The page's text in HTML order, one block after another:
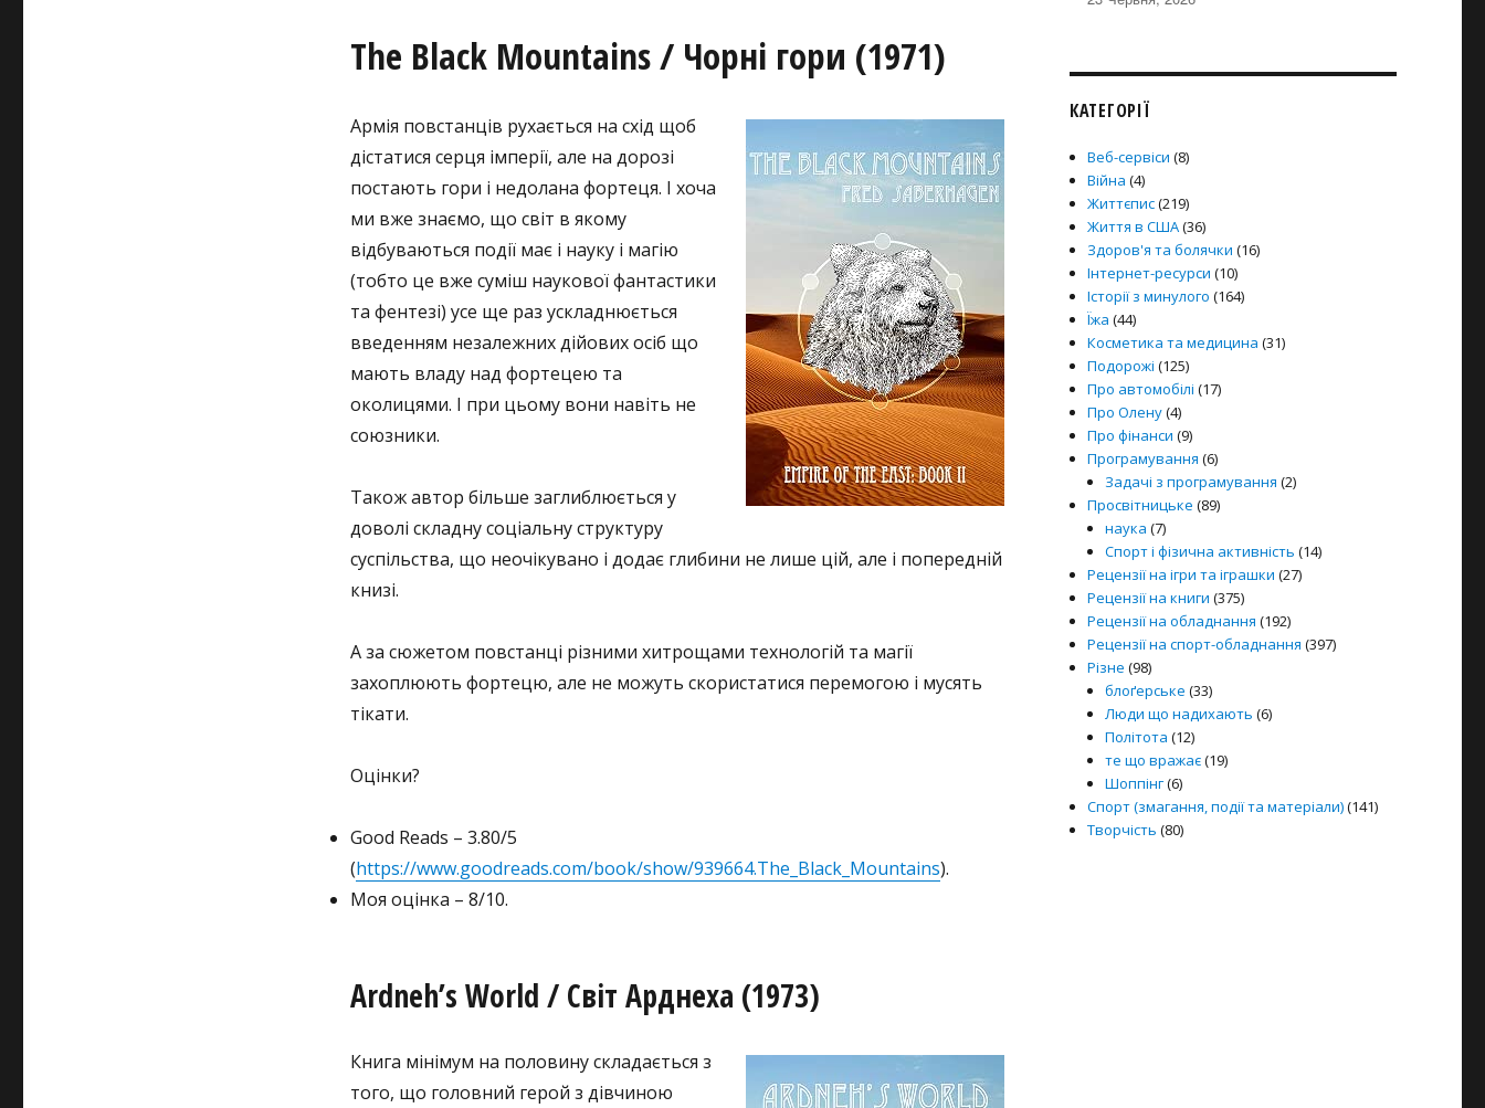
The Black Mountains / Чорні гори (1971)
Армія повстанців рухається на схід щоб
дістатися серця імперії, але на дорозі
постають гори і недолана фортеця. І хоча
ми вже знаємо, що світ в якому
відбуваються події має і науку і магію
(тобто це вже суміш наукової фантастики
та фентезі) усе ще раз ускладнюється
введенням незалежних дійових осіб що
мають владу над фортецею та
околицями. І при цьому вони навіть не
союзники.
Також автор більше заглиблюється у
доволі складну соціальну структуру
суспільства, що неочікувано і додає глибини не лише цій, але і попередній
книзі.
А за сюжетом повстанці різними хитрощами технологій та магії
захоплюють фортецю, але не можуть скористатися перемогою і мусять
тікати.
Оцінки?
Good Reads – 3.80/5
(https://www.goodreads.com/book/show/939664.The_Black_Mountains).
Моя оцінка – 8/10.
Ardneh’s World / Світ Арднеха (1973)
Книга мінімум на половину складається з
того, що головний герой з дівчиною
КАТЕГОРІЇ
Веб-сервіси (8)
Війна (4)
Життєпис(219)
Життя в США(36)
Здоров'я та болячки (16)
Інтернет-ресурси (10)
Історії з минулого (164)
Їжа (44)
Косметика та медицина (31)
Подорожі (125)
Про автомобілі (17)
Про Олену(4)
Про фінанси (9)
Програмування (6)
Задачі з програмування (2)
Просвітницьке (89)
наука (7)
Спорт і фізична активність (14)
Рецензії на ігри та іграшки (27)
Рецензії на книги (375)
Рецензії на обладнання (192)
Рецензії на спорт-обладнання (397)
Різне (98)
блоґерське (33)
Люди що надихають (6)
Політота (12)
те що вражає(19)
Шоппінг(6)
Спорт (змагання, події та матеріали)(141)
Творчість (80)